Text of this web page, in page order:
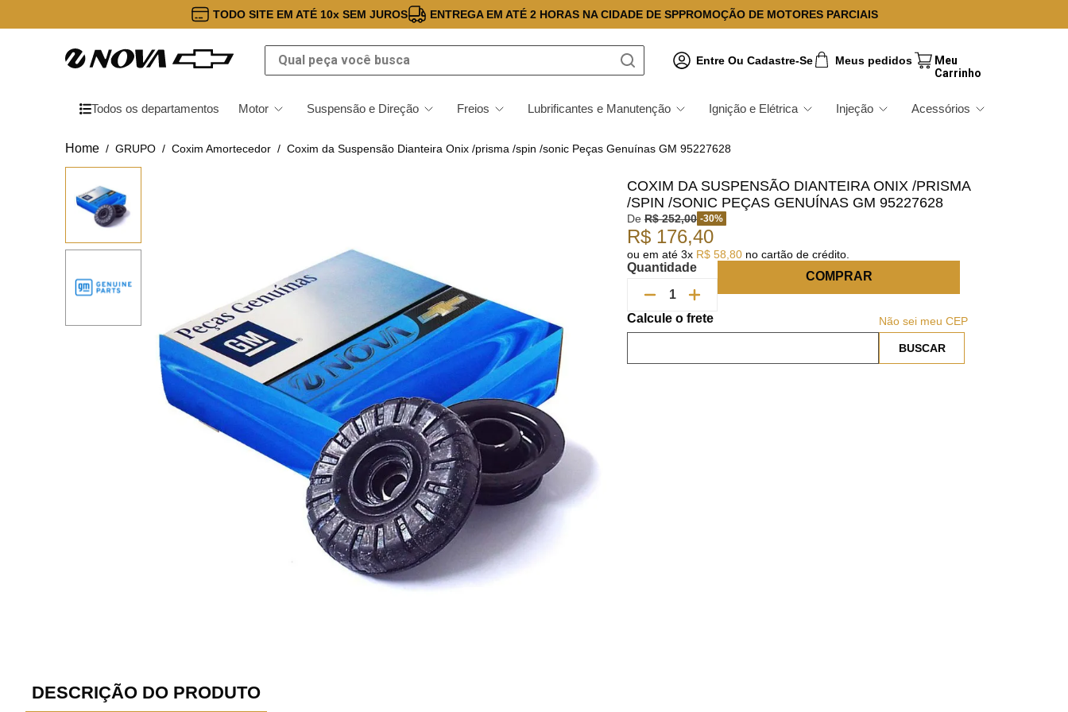
TODO SITE EM ATÉ 10x SEM JUROS ENTREGA EM ATÉ 2 HORAS NA CIDADE DE SPPROMOÇÃO DE MOTORES PARCIAIS
Qual peça você busca
Entre Ou Cadastre-Se Meus pedidos
Todos os departamentos Motor Suspensão e Direção Freios Lubrificantes e Manutenção Ignição e Elétrica Injeção Acessórios
GRUPO Coxim Amortecedor Coxim da Suspensão Dianteira Onix /prisma /spin /sonic Peças Genuínas GM 95227628
COXIM DA SUSPENSÃO DIANTEIRA ONIX /PRISMA
/SPIN /SONIC PEÇAS GENUÍNAS GM 95227628
De R$ 252,00 -30%
R$ 176,40
ou em até 3x R$ 58 80 no cartão de crédito.
Quantidade
COMPRAR
Não sei meu CEP
DESCRIÇÃO DO PRODUTO